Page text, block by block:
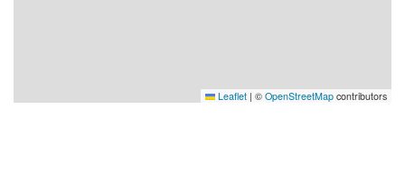
Leaflet | © OpenStreetMap contributors